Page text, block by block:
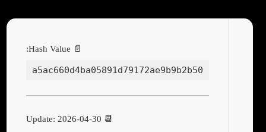
📄 Hash Value:
a5ac660d4ba05891d79172ae9b9b2b50
📆 Update: 2026-04-30